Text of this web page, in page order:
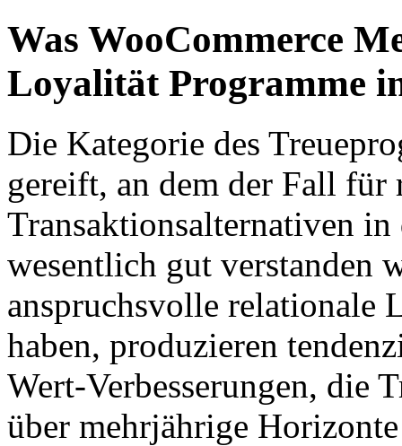
Was WooCommerce
Loyalität Programme
Die Kategorie des
gereift, an dem der Fall
Transaktionsalternativen
wesentlich gut verstanden
anspruchsvolle relationale
haben, produzieren
Wert-Verbesserungen, die
über mehrjährige